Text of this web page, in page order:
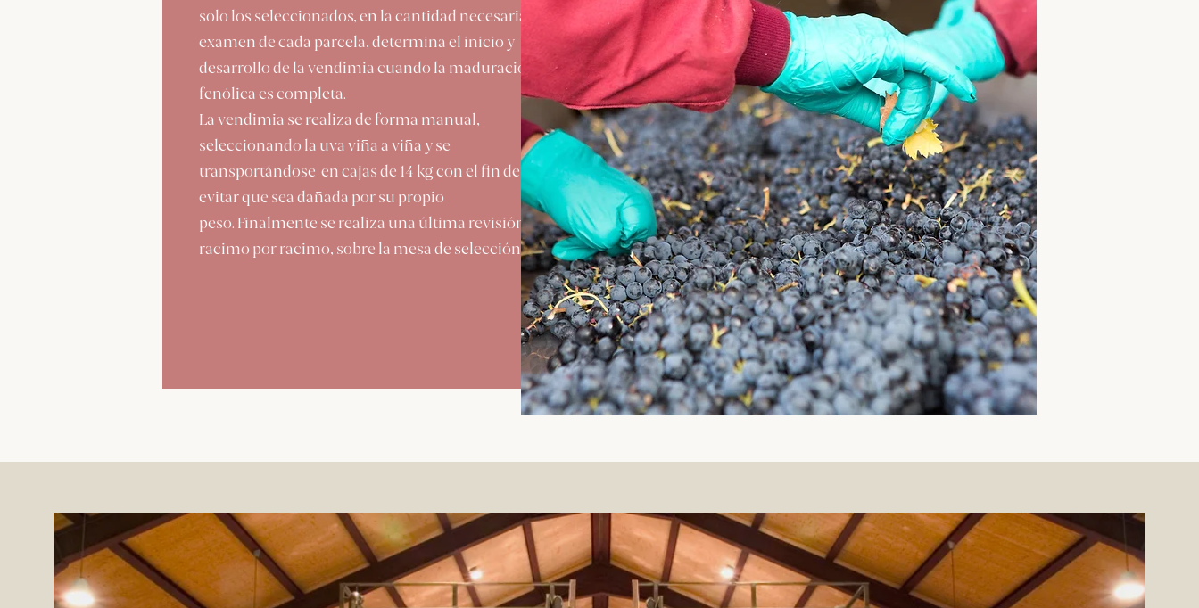
solo los seleccionados, en la cantidad necesaria. El
examen de cada parcela, determina el inicio y
desarrollo de la vendimia cuando la maduración
fenólica es completa.
La vendimia se realiza de forma manual,
seleccionando la uva viña a viña y se
transportándose en cajas de 14 kg con el fin de
evitar que sea dañada por su propio
peso. Finalmente se realiza una última revisión,
racimo por racimo, sobre la mesa de selección.